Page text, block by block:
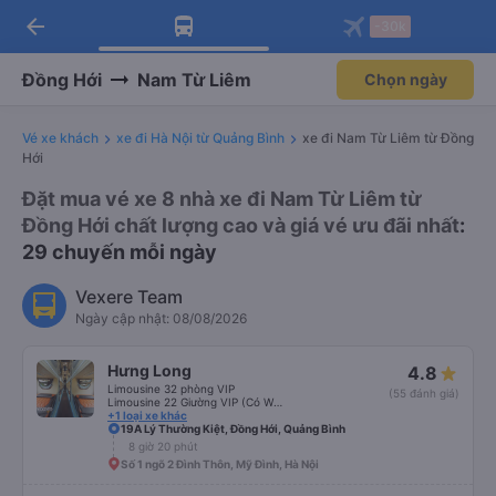
Tải app Vexere ngay!
Nhận ưu đãi thành viên độc
Mở app
Tải app Vexere
-30k/ghế khi đặt vé máy bay qua
Mở app
arrow_back
Đồng Hới Nam Từ Liêm Chọn ngày
Vé xe khách xe đi Hà Nội từ Quảng Bình
xe đi Nam Từ Liêm từ Đồng
Hới
Đặt mua vé xe 8 nhà xe đi Nam Từ Liêm từ
Đồng Hới chất lượng cao và giá vé ưu đãi nhất:
29 chuyến mỗi ngày
Vexere Team
Ngày cập nhật: 08/08/2026
Hưng Long
Limousine 32 phòng VIP
+1 loại xe khác
4.8
(55 đánh giá)
19A Lý Thường Kiệt, Đồng Hới, Quảng Bình
8 giờ 20 phút
Số 1 ngõ 2 Đình Thôn, Mỹ Đình, Hà Nội